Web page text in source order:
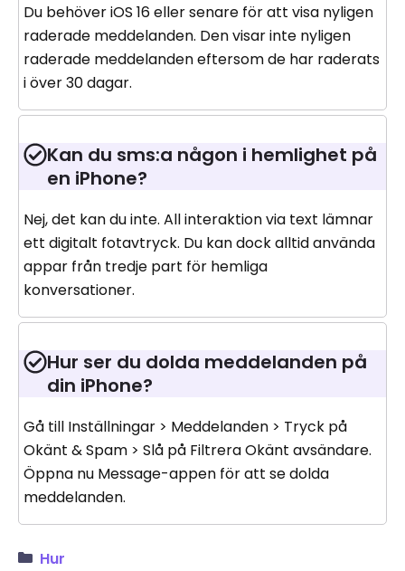
Du behöver iOS 16 eller senare för att visa nyligen
raderade meddelanden. Den visar inte nyligen
raderade meddelanden eftersom de har raderats
i över 30 dagar.
Kan du sms:a någon i hemlighet på
en iPhone?
Nej, det kan du inte. All interaktion via text lämnar
ett digitalt fotavtryck. Du kan dock alltid använda
appar från tredje part för hemliga
konversationer.
Hur ser du dolda meddelanden på
din iPhone?
Gå till Inställningar > Meddelanden > Tryck på
Okänt & Spam > Slå på Filtrera Okänt avsändare.
Öppna nu Message-appen för att se dolda
meddelanden.
Hur